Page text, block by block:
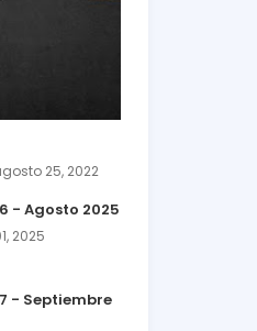
25, 2022
- Agosto 2025
2025
- Septiembre